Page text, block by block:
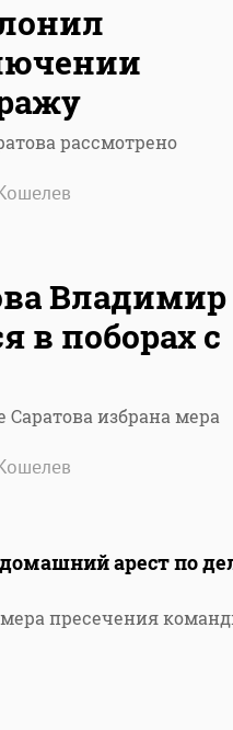
рассмотрено
Владимир
в поборах с
избрана мера
арест по
пресечения